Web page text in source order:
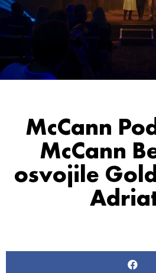
McCann
McCann
osvojile